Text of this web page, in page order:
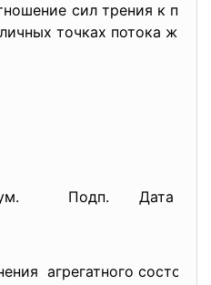
сил трения к
точках потока
Подп. Дата
агрегатного